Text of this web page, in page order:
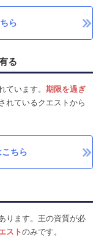
ら
る
ています。 期限を過ぎ
れているクエストから
ちら
ります。王の資質が必
ストのみです。